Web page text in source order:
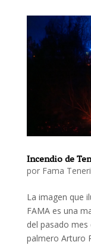
Incendio de
por Fama
La imagen que
FAMA es una
del pasado
palmero Arturo